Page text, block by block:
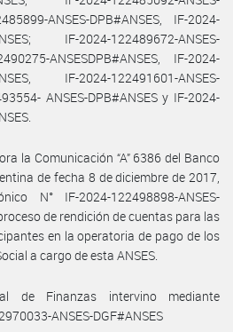
ANSES-DPB#ANSES, IF-2024-
IF-2024-122489672-ANSES-
ANSESDPB#ANSES, IF-2024-
IF-2024-122491601-ANSES-
ANSES-DPB#ANSES y IF-2024-
la Comunicación “A” 6386 del Banco
de fecha 8 de diciembre de 2017,
N° IF-2024-122498898-ANSES-
de rendición de cuentas para las
en la operatoria de pago de los
a cargo de esta ANSES.
de Finanzas intervino mediante
ANSES-DGF#ANSES